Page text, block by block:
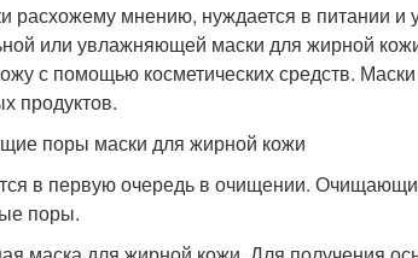
расхожему мнению, нуждается в питании и
или увлажняющей маски для жирной
с помощью косметических средств.
продуктов.
поры маски для жирной кожи
в первую очередь в очищении.
поры.